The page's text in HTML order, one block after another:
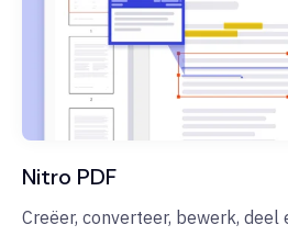
Nitro PDF
Creëer, converteer, bewerk, deel